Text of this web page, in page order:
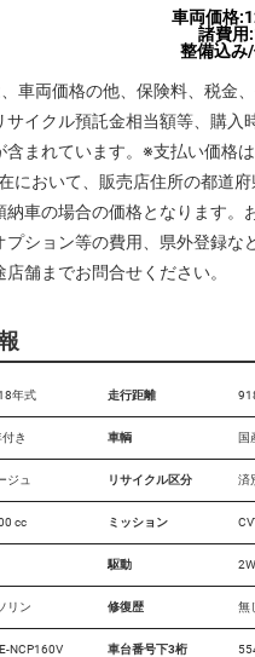
車両価格
諸費用
整備込み
車両価格の他、保険料、税金
サイクル預託金相当額等、購入
含まれています。※支払い価格は
において、販売店住所の都道
納車の場合の価格となります。
プション等の費用、県外登録な
舗までお問合せください。
年式 走行距離
き 車輌 国
ジュ リサイクル区分 済
cc ミッション
駆動
リン 修復歴 無し
NCP160V 車台番号下3桁